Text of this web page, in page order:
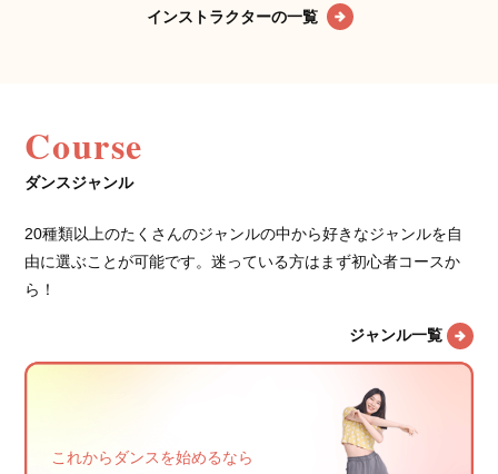
インストラクターの一覧
Course
ダンスジャンル
20種類以上のたくさんのジャンルの中から好きなジャンルを自
由に選ぶことが可能です。迷っている方はまず初心者コースか
ら！
ジャンル一覧
これからダンスを始めるなら